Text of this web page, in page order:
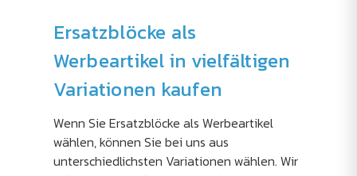
Ersatzblöcke als
Werbeartikel in vielfältigen
Variationen kaufen
Wenn Sie Ersatzblöcke als Werbeartikel
wählen, können Sie bei uns aus
unterschiedlichsten Variationen wählen. Wir